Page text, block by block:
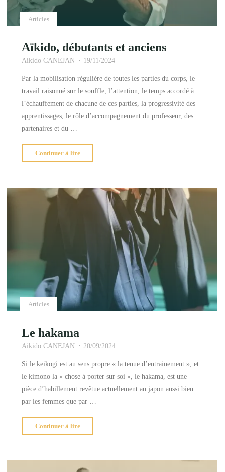
Articles
Aïkido, débutants et anciens
Aikido CANEJAN 19/11/2024
Par la mobilisation régulière de toutes les parties du corps, le
travail raisonné sur le souffle, l’attention, le temps accordé à
l’échauffement de chacune de ces parties, la progressivité des
apprentissages, le rôle d’accompagnement du professeur, des
partenaires et du …
Continuer à lire
anciens"
Articles
Le hakama
Aikido CANEJAN 20/09/2024
Si le keikogi est au sens propre « la tenue d’entrainement », et
le kimono la « chose à porter sur soi », le hakama, est une
pièce d’habillement revêtue actuellement au japon aussi bien
par les femmes que par …
Continuer à lire